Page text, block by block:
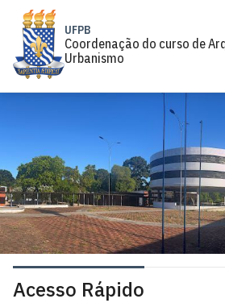
UFPB
Coordenação do curso de
Urbanismo
Acesso Rápido